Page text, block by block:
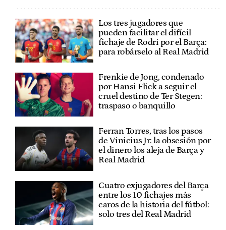
Los tres jugadores que
pueden facilitar el difícil
fichaje de Rodri por el Barça:
para robárselo al Real Madrid
Frenkie de Jong, condenado
por Hansi Flick a seguir el
cruel destino de Ter Stegen:
traspaso o banquillo
Ferran Torres, tras los pasos
de Vinicius Jr: la obsesión por
el dinero los aleja de Barça y
Real Madrid
Cuatro exjugadores del Barça
entre los 10 fichajes más
caros de la historia del fútbol:
solo tres del Real Madrid